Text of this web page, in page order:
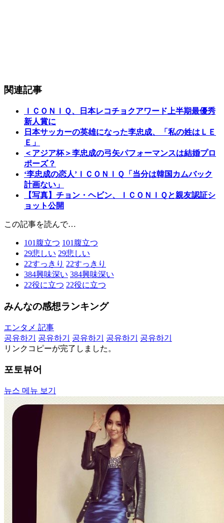
関連記事
ＩＣＯＮＩＱ、日本レコチョクアワード上半期最優秀
新人賞に
日本サッカーの英雄になった李忠成、「私の姓はＬＥ
Ｅ」
＜アジア杯＞李忠成の弓矢パフォーマンスは結婚プロ
ポーズ？
‘李忠成の恋人’ＩＣＯＮＩＱ「当分は韓国カムバック
計画ない」
【写真】チョン・ヘビン、ＩＣＯＮＩＱと親友認証シ
ョット公開
この記事を読んで…
101 腹立つ 101 腹立つ
29悲しい 29悲しい
22すっきり 22すっきり
384興味深い 384興味深い
22役に立つ 22役に立つ
みんなの感想ランキング
エンタメ 記事
공유하기
공유하기 공유하기 공유하기
공유하기
リンクコピーが完了しました。
포토뷰어
뉴스 메뉴 보기